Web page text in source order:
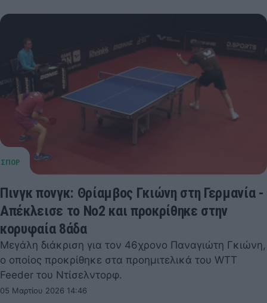
Πινγκ πονγκ: Θρίαμβος Γκιώνη στη Γερμανία -
Απέκλεισε το Νο2 και προκρίθηκε στην
κορυφαία 8άδα
Μεγάλη διάκριση για τον 46χρονο Παναγιώτη Γκιώνη,
ο οποίος προκρίθηκε στα προημιτελικά του WTT
Feeder του Ντίσελντορφ.
05 Μαρτίου 2026 14:46